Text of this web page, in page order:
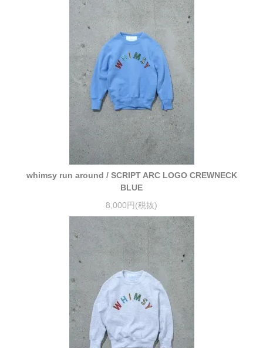
whimsy run around / SCRIPT ARC LOGO CREWNECK
BLUE
8,000円(税抜)